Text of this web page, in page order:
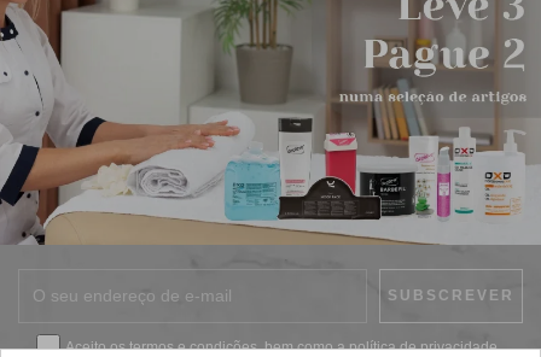
Aceito ostermos e condições, bem como apolítica de privacidade.